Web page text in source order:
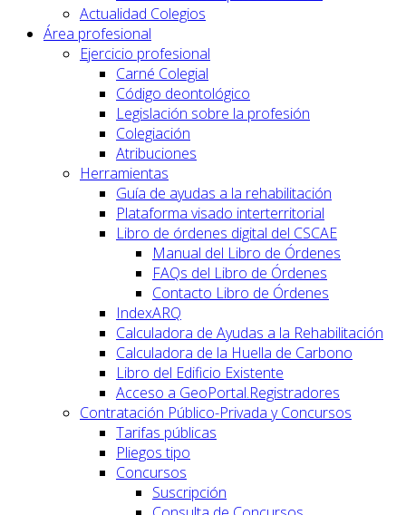
Actualidad Colegios
Área profesional
Ejercicio profesional
Carné Colegial
Código deontológico
Legislación sobre la profesión
Colegiación
Atribuciones
Herramientas
Guía de ayudas a la rehabilitación
Plataforma visado interterritorial
Libro de órdenes digital del CSCAE
Manual del Libro de Órdenes
FAQs del Libro de Órdenes
Contacto Libro de Órdenes
IndexARQ
Calculadora de Ayudas a la Rehabilitación
Calculadora de la Huella de Carbono
Libro del Edificio Existente
Acceso a GeoPortal.Registradores
Contratación Público-Privada y Concursos
Tarifas públicas
Pliegos tipo
Concursos
Suscripción